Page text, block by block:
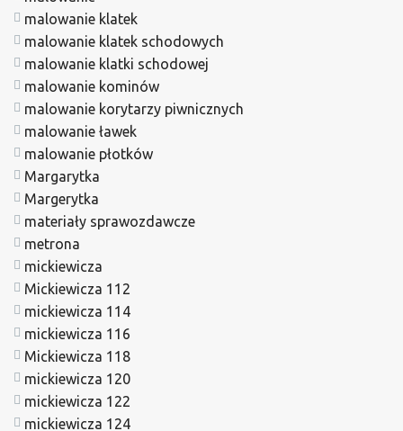
malowanie klatek
malowanie klatek schodowych
malowanie klatki schodowej
malowanie kominów
malowanie korytarzy piwnicznych
malowanie ławek
malowanie płotków
Margarytka
Margerytka
materiały sprawozdawcze
metrona
mickiewicza
Mickiewicza 112
mickiewicza 114
mickiewicza 116
Mickiewicza 118
mickiewicza 120
mickiewicza 122
mickiewicza 124